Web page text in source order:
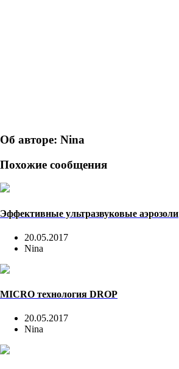
Об авторе: Nina
Похожие сообщения
Эффективные ультразвуковые аэрозоли
20.05.2017
Nina
MICRO технология DROP
20.05.2017
Nina